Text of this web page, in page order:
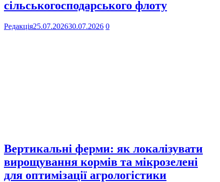
сільськогосподарського флоту
Редакція25.07.202630.07.2026 0
Вертикальні ферми: як локалізувати
вирощування кормів та мікрозелені
для оптимізації агрологістики